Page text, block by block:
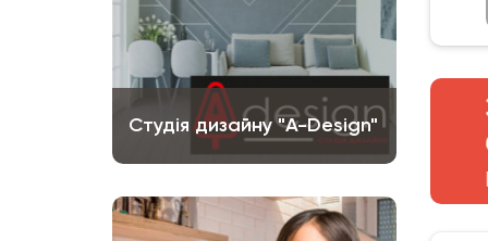
Студія дизайну "A-Design"